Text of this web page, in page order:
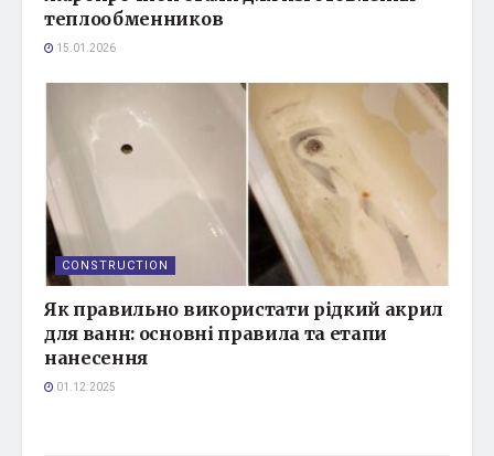
теплообменников
15.01.2026
CONSTRUCTION
Як правильно використати рідкий акрил
для ванн: основні правила та етапи
нанесення
01.12.2025